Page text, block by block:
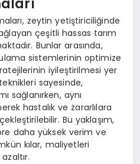
zeytin yetiştiriciliğinde
çeşitli hassas tarım
Bunlar arasında,
sistemlerinin optimize
iyileştirilmesi yer
sayesinde,
sağlanırken, aynı
hastalık ve zararlılara
Bu yaklaşım,
daha yüksek verim ve
kılar, maliyetleri